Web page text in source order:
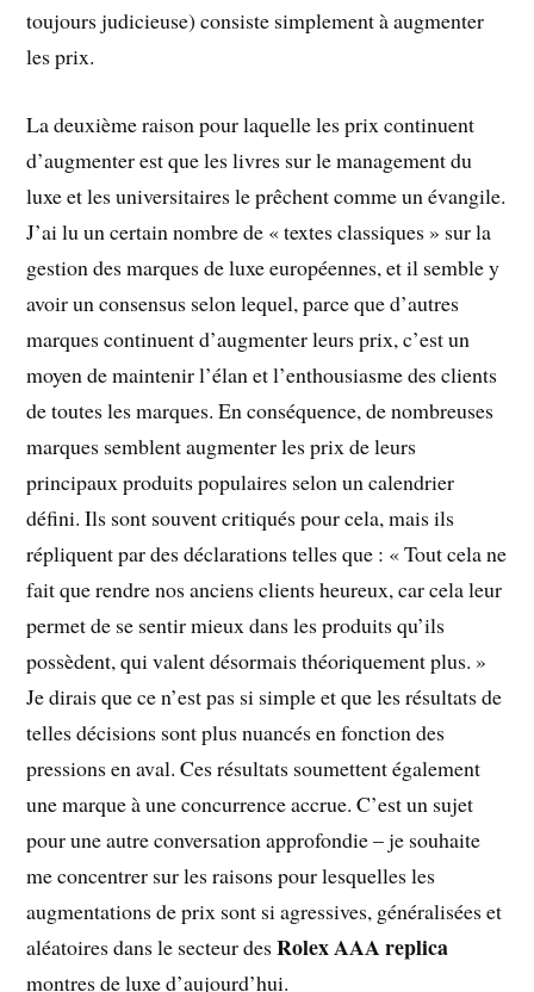
toujours judicieuse) consiste simplement à augmenter
les prix.
La deuxième raison pour laquelle les prix continuent
d’augmenter est que les livres sur le management du
luxe et les universitaires le prêchent comme un évangile.
J’ai lu un certain nombre de « textes classiques » sur la
gestion des marques de luxe européennes, et il semble y
avoir un consensus selon lequel, parce que d’autres
marques continuent d’augmenter leurs prix, c’est un
moyen de maintenir l’élan et l’enthousiasme des clients
de toutes les marques. En conséquence, de nombreuses
marques semblent augmenter les prix de leurs
principaux produits populaires selon un calendrier
défini. Ils sont souvent critiqués pour cela, mais ils
répliquent par des déclarations telles que : « Tout cela ne
fait que rendre nos anciens clients heureux, car cela leur
permet de se sentir mieux dans les produits qu’ils
possèdent, qui valent désormais théoriquement plus. »
Je dirais que ce n’est pas si simple et que les résultats de
telles décisions sont plus nuancés en fonction des
pressions en aval. Ces résultats soumettent également
une marque à une concurrence accrue. C’est un sujet
pour une autre conversation approfondie – je souhaite
me concentrer sur les raisons pour lesquelles les
augmentations de prix sont si agressives, généralisées et
aléatoires dans le secteur desRolex AAA replica
montres de luxe d’aujourd’hui.